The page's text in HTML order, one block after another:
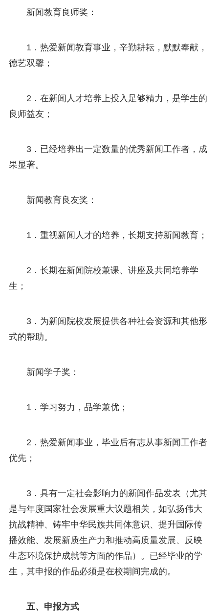
新闻教育良师奖：
1．热爱新闻教育事业，辛勤耕耘，默默奉献，
德艺双馨；
2．在新闻人才培养上投入足够精力，是学生的
良师益友；
3．已经培养出一定数量的优秀新闻工作者，成
果显著。
新闻教育良友奖：
1．重视新闻人才的培养，长期支持新闻教育；
2．长期在新闻院校兼课、讲座及共同培养学
生；
3．为新闻院校发展提供各种社会资源和其他形
式的帮助。
新闻学子奖：
1．学习努力，品学兼优；
2．热爱新闻事业，毕业后有志从事新闻工作者
优先；
3．具有一定社会影响力的新闻作品发表（尤其
是与年度国家社会发展重大议题相关，如弘扬伟大
抗战精神、铸牢中华民族共同体意识、提升国际传
播效能、发展新质生产力和推动高质量发展、反映
生态环境保护成就等方面的作品）。已经毕业的学
生，其申报的作品必须是在校期间完成的。
五、申报方式